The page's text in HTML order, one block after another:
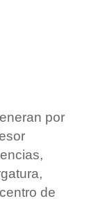
por
de